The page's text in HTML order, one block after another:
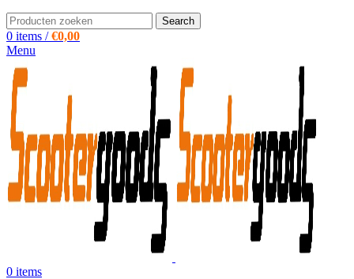
Search
0 items / €0,00
Menu
0 items